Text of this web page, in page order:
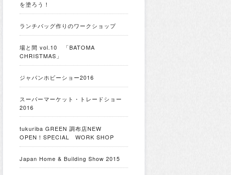
を塗ろう！
ランチバッグ作りのワークショップ
場と間 vol.10 「BATOMA
CHRISTMAS」
ジャパンホビーショー2016
スーパーマーケット・トレードショー
2016
tukuriba GREEN 調布店NEW
OPEN！SPECIAL WORK SHOP
Japan Home & Building Show 2015